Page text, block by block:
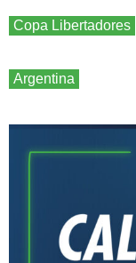
Copa Libertadores
Argentina